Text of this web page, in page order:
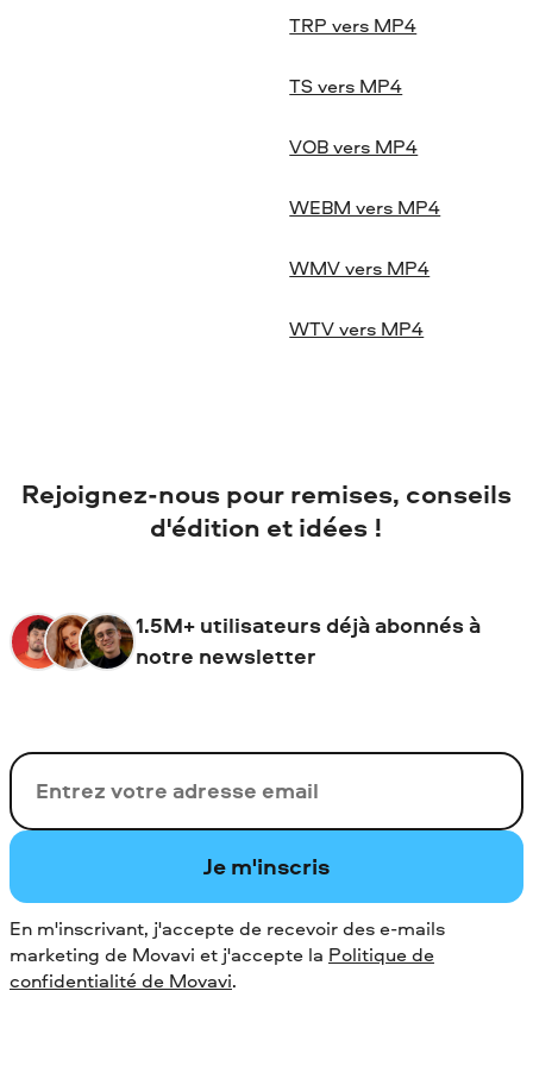
TRP vers MP4
TS vers MP4
VOB vers MP4
WEBM vers MP4
WMV vers MP4
WTV vers MP4
Rejoignez-nous pour remises, conseils
d'édition et idées !
1.5M+ utilisateurs déjà abonnés à
notre newsletter
Votre adresse de messagerie
Je m'inscris
En m'inscrivant, j'accepte de recevoir des e-mails
marketing de Movavi et j'accepte la Politique de
confidentialité de Movavi.